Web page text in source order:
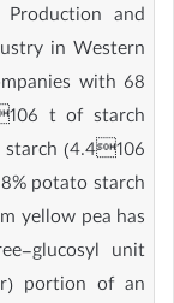
Production and
in Western
with 68
t of starch
(4.4106
potato starch
yellow pea has
glucosyl unit
portion of an